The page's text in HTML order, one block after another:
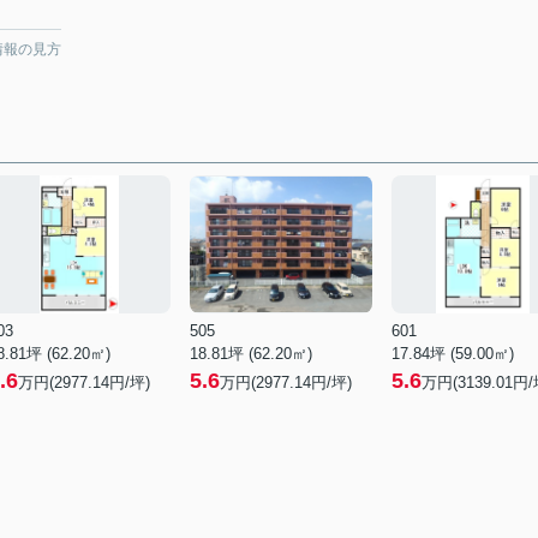
報の見方
坪 (62.20㎡)
万円(2977.14円/坪)
505
18.81坪 (62.20㎡)
5.6万円(2977.14円/坪)
601
17.84坪 (59.00㎡)
5.6万円(3139.01円/